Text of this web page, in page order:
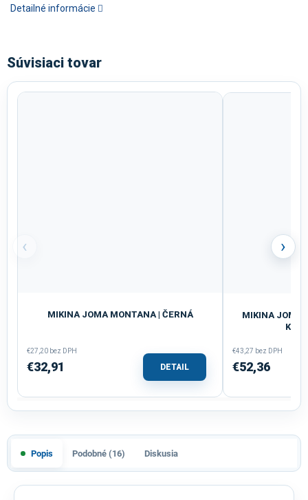
Detailné informácie
Súvisiaci tovar
‹
MIKINA JOMA MONTANA | ČERNÁ
€27,20 bez DPH
€32,91 DETAIL
MIKINA JOMA
€43,27 bez DPH
€52,36
›
Popis Podobné (16) Diskusia